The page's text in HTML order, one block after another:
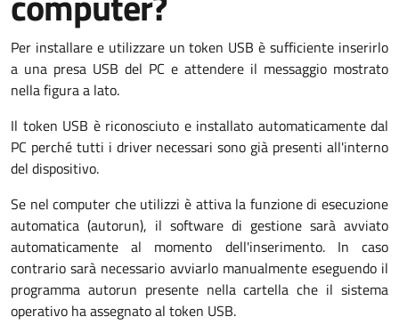
Per installare e utilizzare un token USB è sufficiente inserirlo
a una presa USB del PC e attendere il messaggio mostrato
nella figura a lato.
Il token USB è riconosciuto e installato automaticamente dal
PC perché tutti i driver necessari sono già presenti all'interno
del dispositivo.
Se nel computer che utilizzi è attiva la funzione di esecuzione
automatica (autorun), il software di gestione sarà avviato
automaticamente al momento dell'inserimento. In caso
contrario sarà necessario avviarlo manualmente eseguendo il
programma autorun presente nella cartella che il sistema
operativo ha assegnato al token USB.